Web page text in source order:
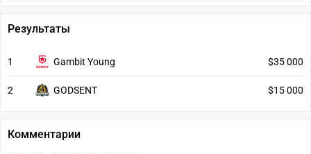
Результаты
1 Gambit Young $35 000
2 GODSENT $15 000
Комментарии